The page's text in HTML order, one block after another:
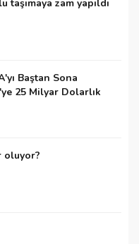
taşımaya zam yapıldı
Baştan Sona
25 Milyar Dolarlık
oluyor?